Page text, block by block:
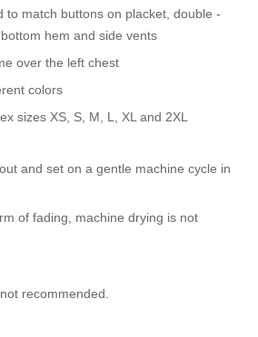
to match buttons on placket, double -
hem and side vents
over the left chest
colors
sizes XS, S, M, L, XL and 2XL
and set on a gentle machine cycle in
of fading, machine drying is not
recommended.